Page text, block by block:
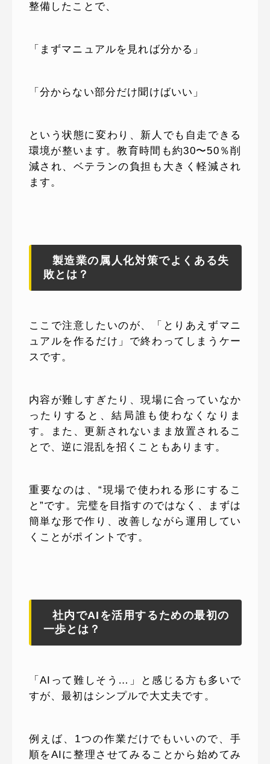
整備したことで、
「まずマニュアルを見れば分かる」
「分からない部分だけ聞けばいい」
という状態に変わり、新人でも自走できる
環境が整います。教育時間も約30〜50％削
減され、ベテランの負担も大きく軽減され
ます。
製造業の属人化対策でよくある失
敗とは？
ここで注意したいのが、「とりあえずマニ
ュアルを作るだけ」で終わってしまうケー
スです。
内容が難しすぎたり、現場に合っていなか
ったりすると、結局誰も使わなくなりま
す。また、更新されないまま放置されるこ
とで、逆に混乱を招くこともあります。
重要なのは、“現場で使われる形にするこ
と”です。完璧を目指すのではなく、まずは
簡単な形で作り、改善しながら運用してい
くことがポイントです。
社内でAIを活用するための最初の
一歩とは？
「AIって難しそう…」と感じる方も多いで
すが、最初はシンプルで大丈夫です。
例えば、1つの作業だけでもいいので、手
順をAIに整理させてみることから始めてみ